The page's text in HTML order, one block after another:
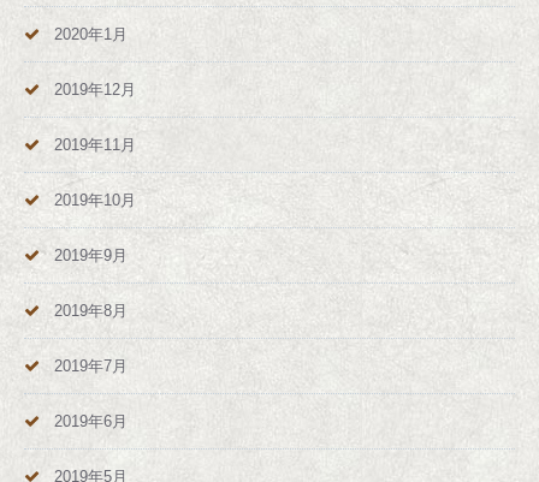
2020年1月
2019年12月
2019年11月
2019年10月
2019年9月
2019年8月
2019年7月
2019年6月
2019年5月